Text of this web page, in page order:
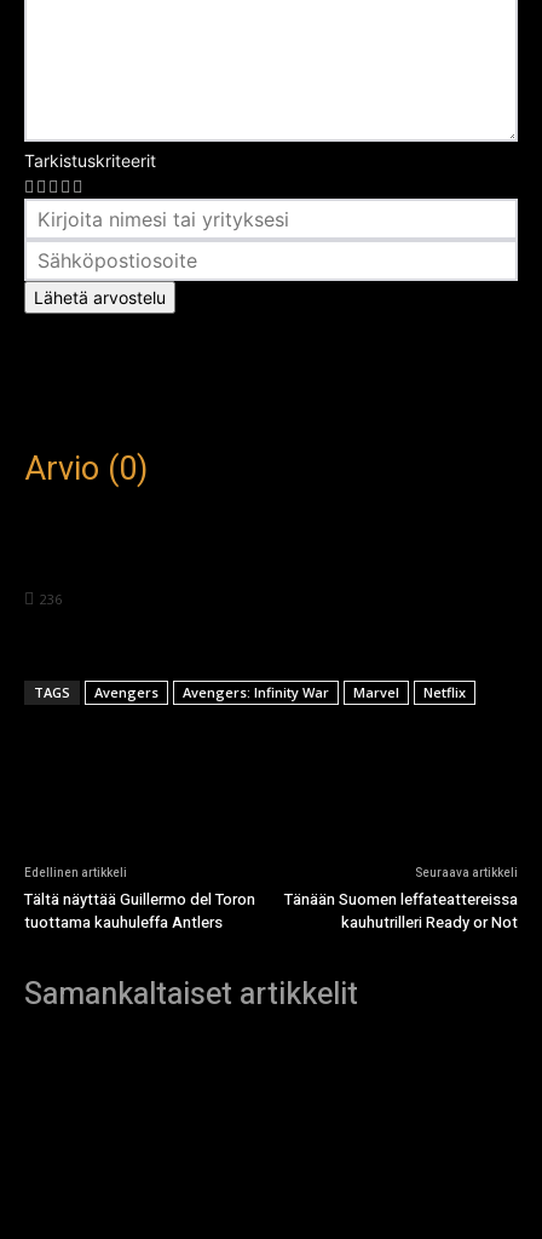
Tarkistuskriteerit
Lähetä arvostelu
Arvio (0)
236
TAGS Avengers Avengers: Infinity War Marvel Netflix
Edellinen artikkeli
Tältä näyttää Guillermo del Toron
tuottama kauhuleffa Antlers
Seuraava artikkeli
Tänään Suomen leffateattereissa
kauhutrilleri Ready or Not
Samankaltaiset artikkelit